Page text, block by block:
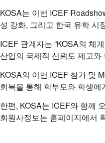
KOSA는 이번 ICEF
성 강화, 그리고 한국 유학 시
ICEF 관계자는 “KOSA의 체
산업의 국제적 신뢰도 제고와
KOSA의 이번 ICEF 참가 및
회복을 통해 학부모와 학생
한편, KOSA는 ICEF와 함께
회원사정보는 홈페이지에서